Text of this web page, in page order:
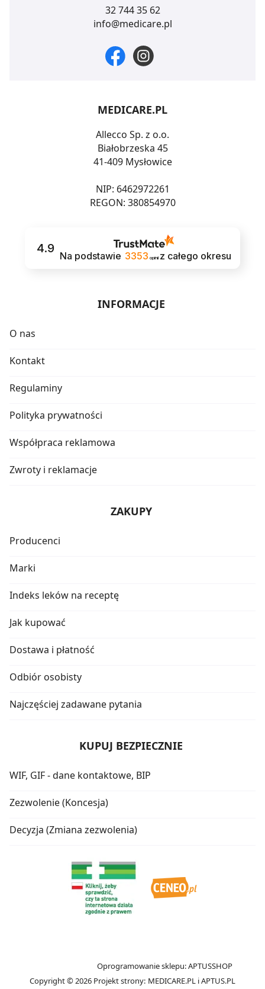
32 744 35 62
info@medicare.pl
MEDICARE.PL
Allecco Sp. z o.o.
Białobrzeska 45
41-409 Mysłowice
NIP: 6462972261
REGON: 380854970
4.9
Na podstawie 3353 opinii z całego okresu
INFORMACJE
O nas
Kontakt
Regulaminy
Polityka prywatności
Współpraca reklamowa
Zwroty i reklamacje
ZAKUPY
Producenci
Marki
Indeks leków na receptę
Jak kupować
Dostawa i płatność
Odbiór osobisty
Najczęściej zadawane pytania
KUPUJ BEZPIECZNIE
WIF, GIF - dane kontaktowe, BIP
Zezwolenie (Koncesja)
Decyzja (Zmiana zezwolenia)
Copyright © 2026
Oprogramowanie sklepu:APTUSSHOP
Projekt strony: MEDICARE.PL iAPTUS.PL